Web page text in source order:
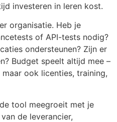
investeren in leren kost.
organisatie. Heb je
of API-tests nodig?
ondersteunen? Zijn er
Budget speelt altijd mee –
ook licenties, training,
tool meegroeit met je
de leverancier,